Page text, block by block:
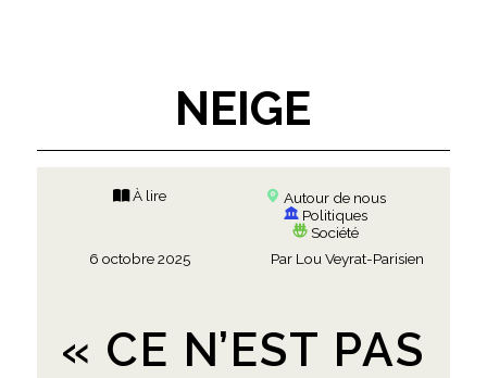
NEIGE
À lire
Autour de nous
Politiques
Société
6 octobre 2025
Par Lou Veyrat-Parisien
« CE N’EST PAS